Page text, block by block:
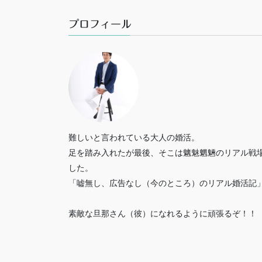
プロフィール
難しいと言われている大人の婚活。
足を踏み入れたが最後、そこは魑魅魍魎のリアル戦
した。
「嘘無し、広告なし（今のところ）のリアル婚活記
素敵な旦那さん（彼）になれるように頑張るぞ！！